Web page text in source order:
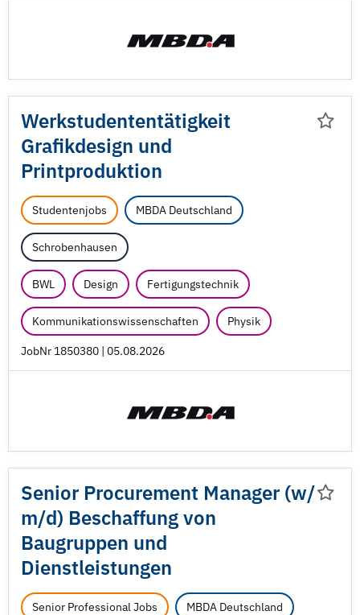
Werkstudententätigkeit
Grafikdesign und
Printproduktion
Studentenjobs MBDA Deutschland
Schrobenhausen
BWL Design Fertigungstechnik
Kommunikationswissenschaften Physik
JobNr 1850380 | 05.08.2026
Senior Procurement Manager (w/
m/d) Beschaffung von
Baugruppen und
Dienstleistungen
Senior Professional Jobs MBDA Deutschland